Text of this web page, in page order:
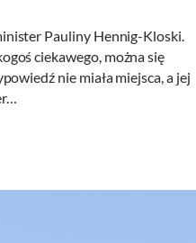
Pauliny Hennig-Kloski.
ciekawego, można się
nie miała miejsca, a jej